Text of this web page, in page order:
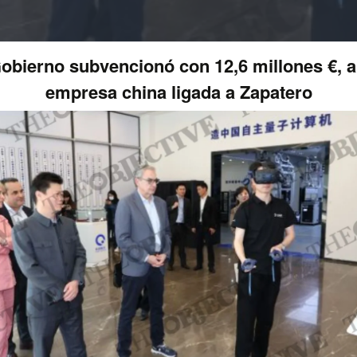
subvencionó con 12,6 millones €,
empresa china ligada a Zapatero